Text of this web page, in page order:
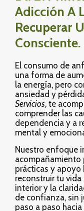
Adicción A
Recuperar
Consciente.
El consumo de
una forma de
la energía, pero
ansiedad y
Servicios, te
comprender las
dependencia y a
mental y
Nuestro enfoque
acompañamiento
prácticas y apoyo
reconstruir tu
interior y la
de confianza, sin
paso a paso